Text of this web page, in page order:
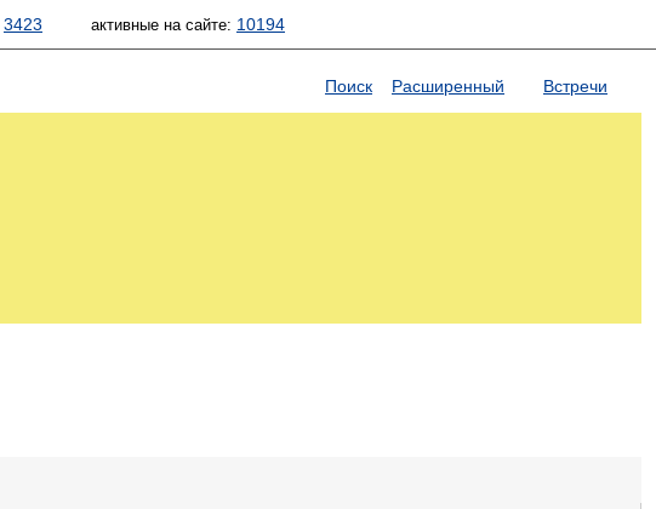
3423 активные на сайте: 10194
Поиск Расширенный Встречи